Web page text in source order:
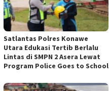
Satlantas Polres Konawe
Utara Edukasi Tertib Berlalu
Lintas di SMPN 2 Asera Lewat
Program Police Goes to School